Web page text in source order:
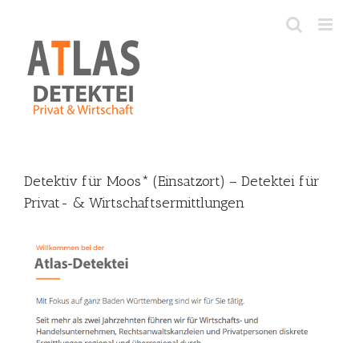
content
Detektiv für Moos* (Einsatzort) – Detektei für
Privat- & Wirtschaftsermittlungen